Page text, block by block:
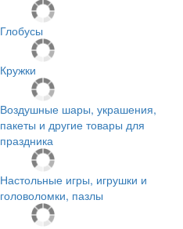
Глобусы
Кружки
Воздушные шары, украшения,
пакеты и другие товары для
праздника
Настольные игры, игрушки и
головоломки, пазлы